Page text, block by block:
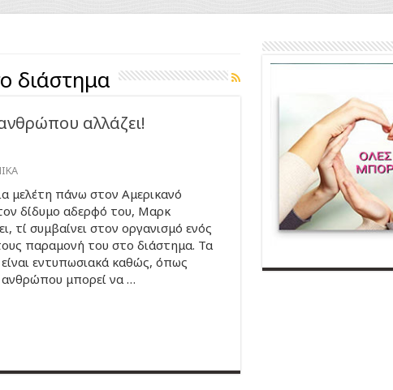
διάστημα
αλλάζει!
μελέτη πάνω στον Αμερικανό
δίδυμο αδερφό του, Μαρκ
τί συμβαίνει στον οργανισμό ενός
παραμονή του στο διάστημα. Τα
εντυπωσιακά καθώς, όπως
μπορεί να …